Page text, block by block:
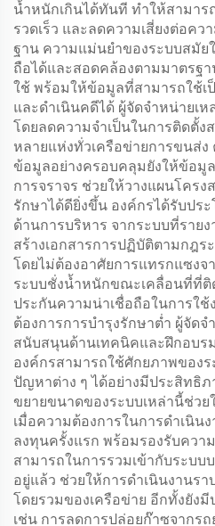
น้ำหนักเกินได้ทันที ทำให้สามาร
รวดเร็ว และลดความเสี่ยงต่อคว
ฐาน ความแม่นยำของระบบสมัย
ถือได้และสอดคล้องตามมาตรฐ
ใช้ พร้อมให้ข้อมูลที่สามารถใช้เ
และดำเนินคดีได้ ผู้จัดจำหน่ายเ
โดยลดความจำเป็นในการติดตั้
หลายแห่งทั่วเครือข่ายการขนส่ง
ข้อมูลอย่างครอบคลุมยังให้ข้อมู
การจราจร ช่วยให้วางแผนโคร
รักษาได้ดียิ่งขึ้น องค์กรได้รับปร
ด้านการบริหาร จากระบบที่ราย
สร้างเอกสารการปฏิบัติตามกฎร
โดยไม่ต้องอาศัยการแทรกแซง
ระบบชั่งน้ำหนักขณะเคลื่อนที่ที่ติ
ประกันความน่าเชื่อถือในการใช้
ต้องการการบำรุงรักษาต่ำ ผู้จัด
สนับสนุนด้านเทคนิคและฝึกอบร
องค์กรสามารถใช้ศักยภาพของ
ปัญหาต่าง ๆ ได้อย่างมีประสิทธิ
ขยายขนาดของระบบเหล่านี้ช่วย
เมื่อความต้องการในการดำเนิน
ลงทุนครั้งแรก พร้อมรองรับควา
สามารถในการรวมเข้ากับระบบ
อยู่แล้ว ช่วยให้การดำเนินงานร
โดยรวมของเครือข่าย อีกทั้งยัง
เช่น การลดการปล่อยก๊าซจากร